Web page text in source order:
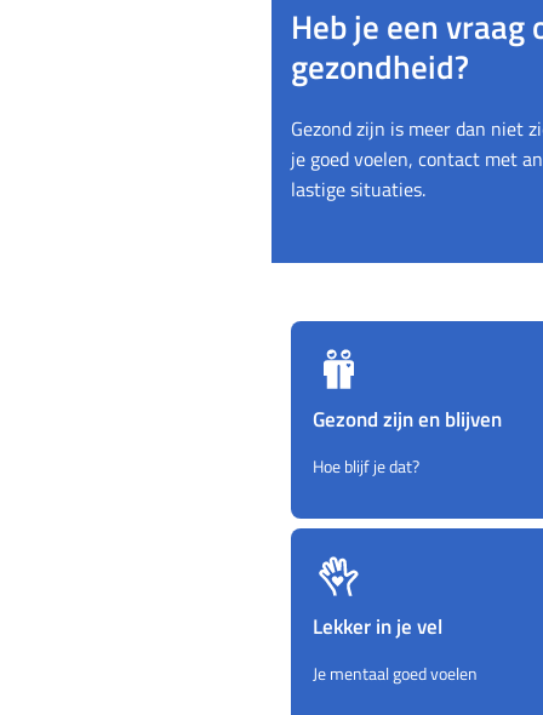
Heb je een vraag
gezondheid?
Gezond zijn is meer dan niet
je goed voelen, contact met
lastige situaties.
Gezond zijn en blijven
Hoe blijf je dat?
Lekker in je vel
Je mentaal goed voelen